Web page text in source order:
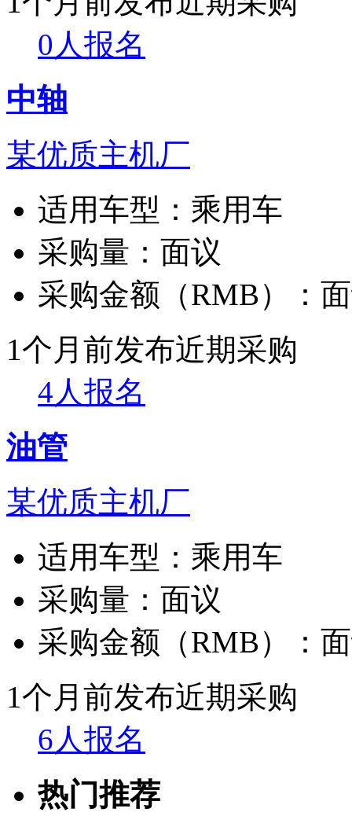
0人报名
中轴
某优质主机厂
适用车型： 乘用车
采购量： 面议
采购金额（RMB）：
1个月前发布近期采购
4人报名
油管
某优质主机厂
适用车型： 乘用车
采购量： 面议
采购金额（RMB）：
1个月前发布近期采购
6人报名
热门推荐